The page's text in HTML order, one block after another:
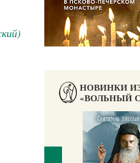
НОВИНКИ
«ВОЛЬНЫЙ